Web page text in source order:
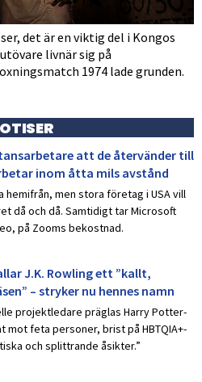
det är en viktig del i Kongos
livnär sig på
1974 lade grunden.
att de återvänder till
inom åtta mils avstånd
men stora företag i USA vill
då och då. Samtidigt tar Microsoft
på Zooms bekostnad.
J.K. Rowling ett ”kallt,
– stryker nu hennes namn
projektledare präglas Harry Potter-
feta personer, brist på HBTQIA+-
och splittrande åsikter.”